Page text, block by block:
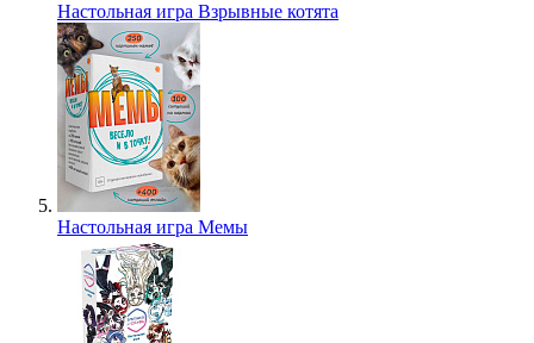
Настольная игра Взрывные котята
Настольная игра Мемы